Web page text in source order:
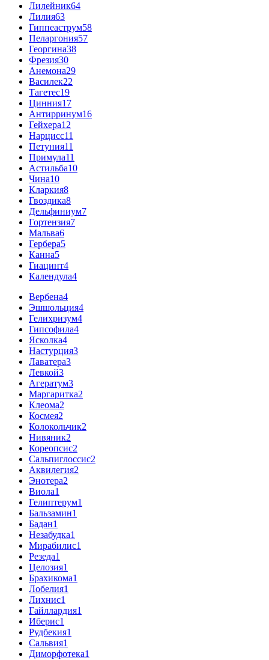
Лилейник64
Лилия63
Гиппеаструм58
Пеларгония57
Георгина38
Фрезия30
Анемона29
Василек22
Тагетес19
Цинния17
Антирринум16
Гейхера12
Нарцисс11
Петуния11
Примула11
Астильба10
Чина10
Кларкия8
Гвоздика8
Дельфиниум7
Гортензия7
Мальва6
Гербера5
Канна5
Гиацинт4
Календула4
Вербена4
Эшшольция4
Гелихризум4
Гипсофила4
Ясколка4
Настурция3
Лаватера3
Левкой3
Агератум3
Маргаритка2
Клеома2
Космея2
Колокольчик2
Нивяник2
Кореопсис2
Сальпиглоссис2
Аквилегия2
Энотера2
Виола1
Гелиптерум1
Бальзамин1
Бадан1
Незабудка1
Мирабилис1
Резеда1
Целозия1
Брахикома1
Лобелия1
Лихнис1
Гайллардия1
Иберис1
Рудбекия1
Сальвия1
Диморфотека1